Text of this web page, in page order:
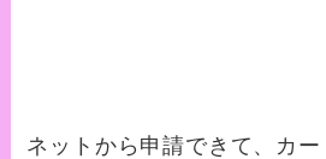
ネットから申請できて、カー